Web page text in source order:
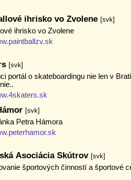
ihrisko vo Zvolene [svk]
ihrisko vo Zvolene
[svk]
portál o skateboardingu nie len v
[svk]
Petra Hámora
Asociácia Skútrov [svk]
športových činností a športové